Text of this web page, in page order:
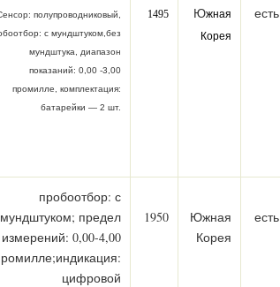
полупроводниковый,
с мундштуком,без
мундштука, диапазон
показаний: 0,00 -3,00
промилле, комплектация:
батарейки — 2 шт.
1495 Южная
Корея
есть
пробоотбор: с
мундштуком; предел
измерений: 0,00-4,00
цифровой
1950
Южная
Корея
есть